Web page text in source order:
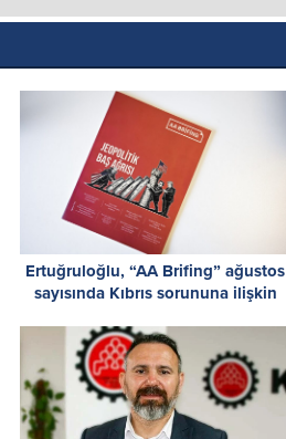
Ertuğruloğlu, “AA Brifing” ağustos
sayısında Kıbrıs sorununa ilişkin